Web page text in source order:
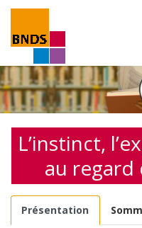
L’instinct,
au regard
Présentation